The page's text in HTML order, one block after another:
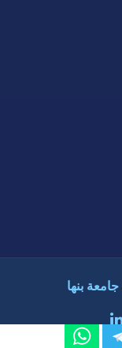
جامعة بنها